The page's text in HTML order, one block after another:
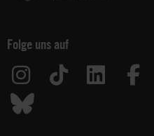
Folge uns auf